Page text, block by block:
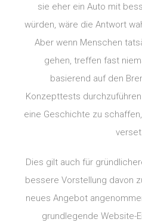
sie eher ein Auto mit
würden, wäre die Antwort
Aber wenn Menschen
gehen, treffen fast
basierend auf den
Konzepttests
eine Geschichte zu
Dies gilt auch für
bessere Vorstellung davon
neues Angebot
grundlegende Website-